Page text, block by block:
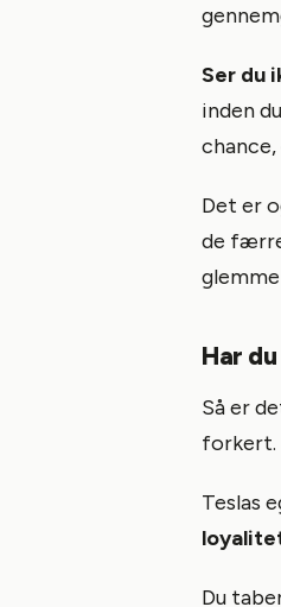
Ser du
inden
chance,
Det er
de
Har
Så er
forkert.
Teslas
Du